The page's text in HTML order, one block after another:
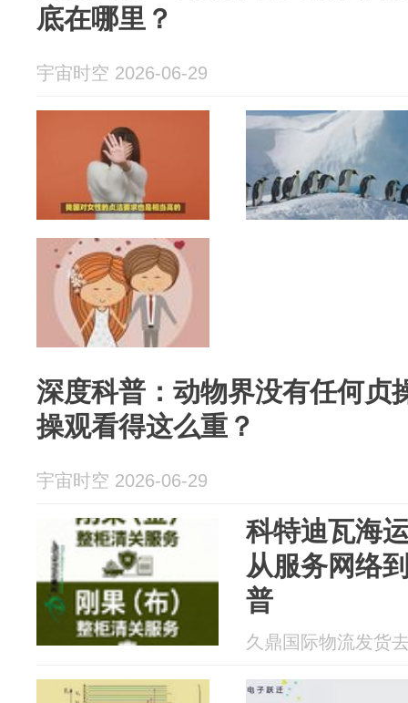
底在哪里？
宇宙时空 2026-06-29
深度科普：动物界没有任何贞
操观看得这么重？
宇宙时空 2026-06-29
科特迪瓦海
从服务网络
普
久鼎国际物流发货